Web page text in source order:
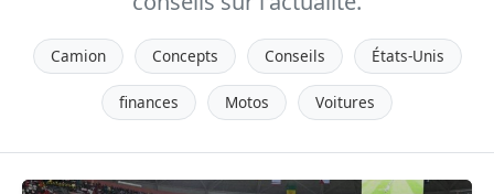
Camion Concepts Conseils États-Unis
finances Motos Voitures